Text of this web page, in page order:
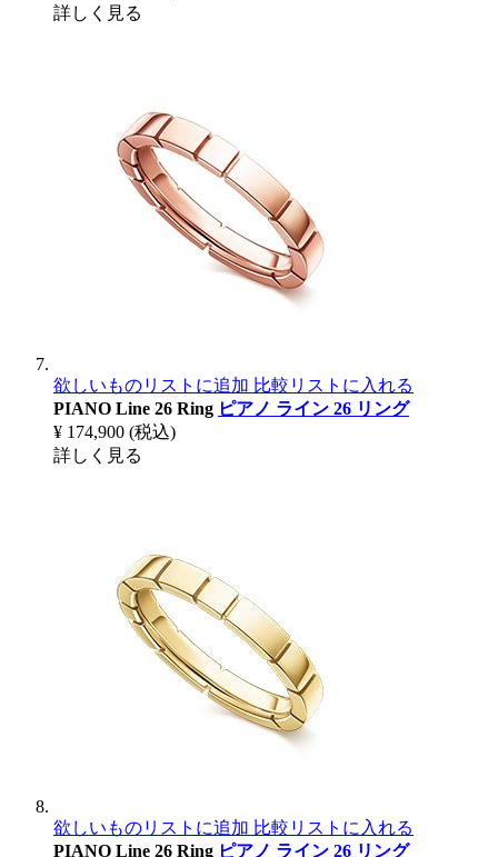
詳しく見る
欲しいものリストに追加 比較リストに入れる
PIANO Line 26 Ring ピアノ ライン 26 リング
¥ 174,900 (税込)
詳しく見る
欲しいものリストに追加 比較リストに入れる
PIANO Line 26 Ring ピアノ ライン 26 リング